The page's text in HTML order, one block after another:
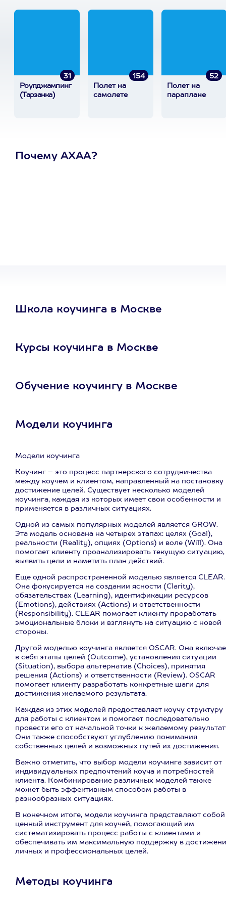
31
Роупджампинг
(Тарзанка)
154
Полет на
самолете
52
Полет на
параплане
Почему АХАА?
Школа коучинга в Москве
Курсы коучинга в Москве
Обучение коучингу в Москве
Модели коучинга
Модели коучинга
Коучинг – это процесс партнерского сотрудничества
между коучем и клиентом, направленный на постановку
достижение целей. Существует несколько моделей
коучинга, каждая из которых имеет свои особенности и
применяется в различных ситуациях.
Одной из самых популярных моделей является GROW.
Эта модель основана на четырех этапах: целях (Goal),
реальности (Reality), опциях (Options) и воле (Will). Она
помогает клиенту проанализировать текущую ситуацию,
выявить цели и наметить план действий.
Еще одной распространенной моделью является CLEAR.
Она фокусируется на создании ясности (Clarity),
обязательствах (Learning), идентификации ресурсов
(Emotions), действиях (Actions) и ответственности
(Responsibility). CLEAR помогает клиенту проработать
эмоциональные блоки и взглянуть на ситуацию с новой
стороны.
Другой моделью коучинга является OSCAR. Она
в себя этапы целей (Outcome), установления ситуации
(Situation), выбора альтернатив (Choices), принятия
решения (Actions) и ответственности (Review). OSCAR
помогает клиенту разработать конкретные шаги для
достижения желаемого результата.
Каждая из этих моделей предоставляет коучу структуру
для работы с клиентом и помогает последовательно
провести его от начальной точки к желаемому
Они также способствуют углублению понимания
собственных целей и возможных путей их достижения.
Важно отметить, что выбор модели коучинга зависит от
индивидуальных предпочтений коуча и потребностей
клиента. Комбинирование различных моделей также
может быть эффективным способом работы в
разнообразных ситуациях.
В конечном итоге, модели коучинга представляют собой
ценный инструмент для коучей, помогающий им
систематизировать процесс работы с клиентами и
обеспечивать им максимальную поддержку в
личных и профессиональных целей.
Методы коучинга